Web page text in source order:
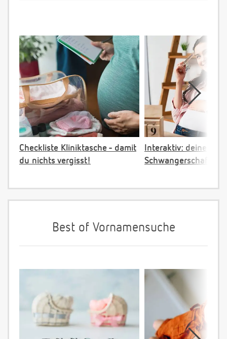
Checkliste Kliniktasche - damit
du nichts vergisst!
Interaktiv: deine
Best of Vornamensuche